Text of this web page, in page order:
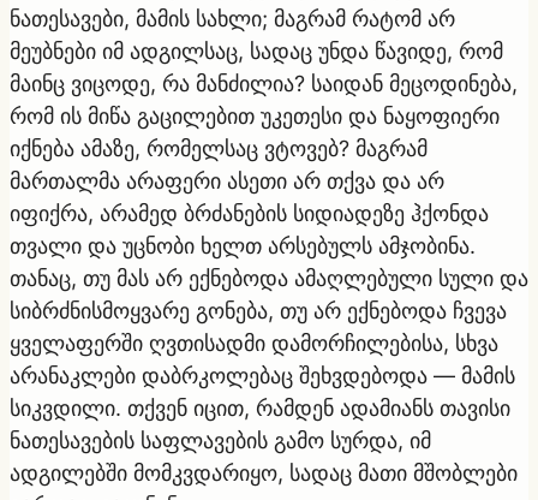
ნათესავები, მამის სახლი; მაგრამ რატომ არ
მეუბნები იმ ადგილსაც, სადაც უნდა წავიდე, რომ
მაინც ვიცოდე, რა მანძილია? საიდან მეცოდინება,
რომ ის მიწა გაცილებით უკეთესი და ნაყოფიერი
იქნება ამაზე, რომელსაც ვტოვებ? მაგრამ
მართალმა არაფერი ასეთი არ თქვა და არ
იფიქრა, არამედ ბრძანების სიდიადეზე ჰქონდა
თვალი და უცნობი ხელთ არსებულს ამჯობინა.
თანაც, თუ მას არ ექნებოდა ამაღლებული სული და
სიბრძნისმოყვარე გონება, თუ არ ექნებოდა ჩვევა
ყველაფერში ღვთისადმი დამორჩილებისა, სხვა
არანაკლები დაბრკოლებაც შეხვდებოდა — მამის
სიკვდილი. თქვენ იცით, რამდენ ადამიანს თავისი
ნათესავების საფლავების გამო სურდა, იმ
ადგილებში მომკვდარიყო, სადაც მათი მშობლები